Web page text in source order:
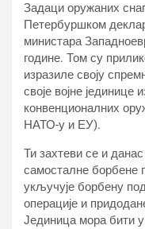
Задаци оружаних
Петербуршком
министара
године. Том су
изразиле своју
своје војне јединице
конвенционалних
НАТО-у и ЕУ).
Ти захтеви се и
самосталне борбене
укључује борбену
операције и
Јединица мора бити